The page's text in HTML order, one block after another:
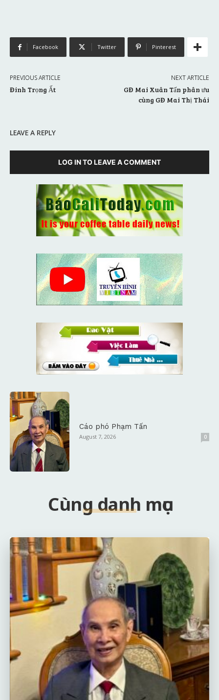
Facebook Twitter Pinterest
PREVIOUS ARTICLE
Đinh Trọng Ất
NEXT ARTICLE
GĐ Mai Xuân Tấn phân ưu
cùng GĐ Mai Thị Thái
LEAVE A REPLY
LOG IN TO LEAVE A COMMENT
Cáo phó Phạm Tấn
August 7, 2026 0
Cùng danh mục